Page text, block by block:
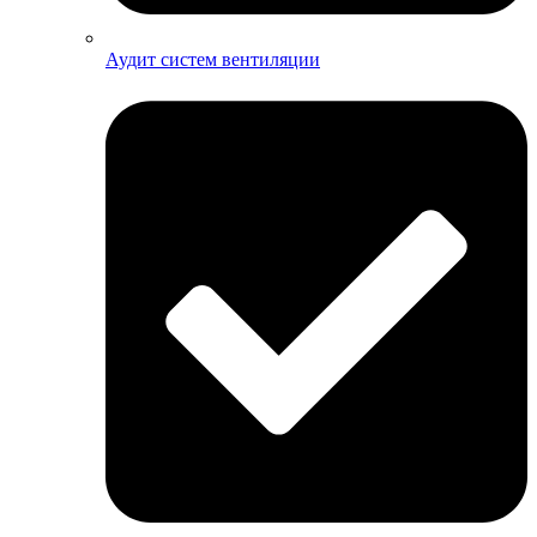
Аудит систем вентиляции